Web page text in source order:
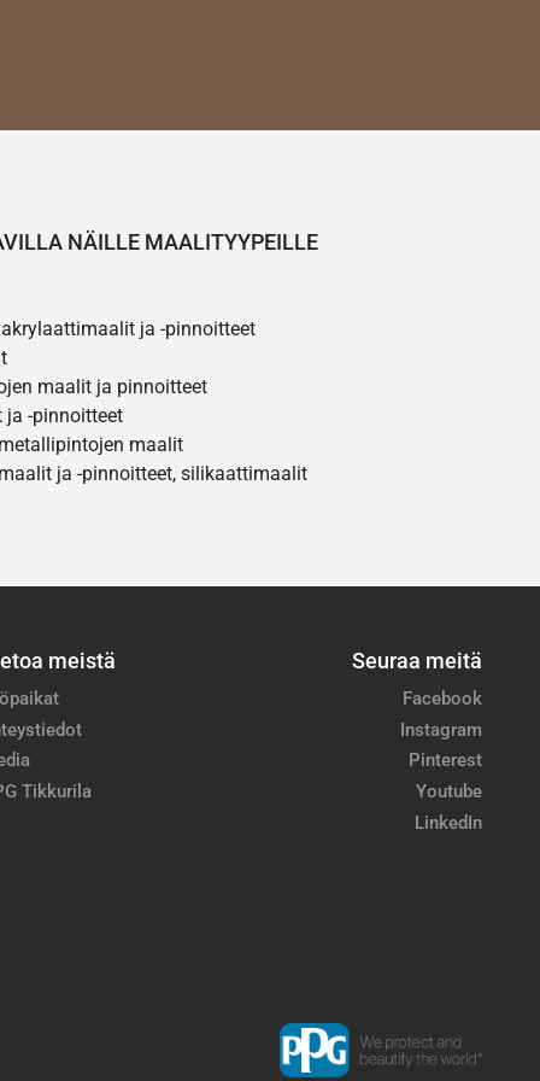
NÄILLE MAALITYYPEILLE
ja -pinnoitteet
maalit ja pinnoitteet
ja -pinnoitteet
maalit
ja -pinnoitteet, silikaattimaalit
meistä
Tikkurila
Seuraa meitä
Facebook
Instagram
Pinterest
Youtube
LinkedIn